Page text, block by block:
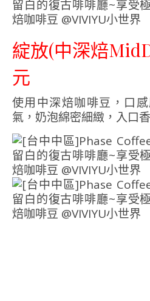
綻放(中深焙
元
使用中深焙咖啡豆，口
氣，奶泡綿密細緻，入口